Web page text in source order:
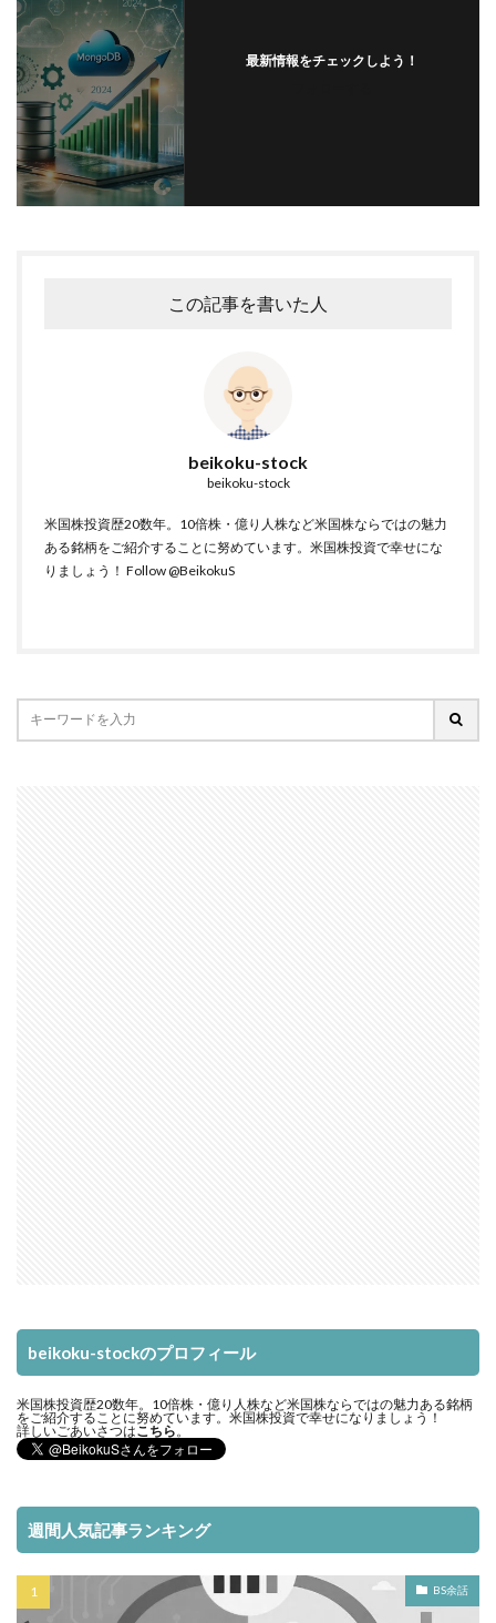
最新情報をチェックしよう！
この記事を書いた人
beikoku-stock
beikoku-stock
米国株投資歴20数年。10倍株・億り人株など米国株ならではの魅力
ある銘柄をご紹介することに努めています。米国株投資で幸せにな
りましょう！ Follow @BeikokuS
beikoku-stockのプロフィール
米国株投資歴20数年。10倍株・億り人株など米国株ならではの魅力ある銘柄
をご紹介することに努めています。米国株投資で幸せになりましょう！
詳しいごあいさつはこちら 。
週間人気記事ランキング
BS余話